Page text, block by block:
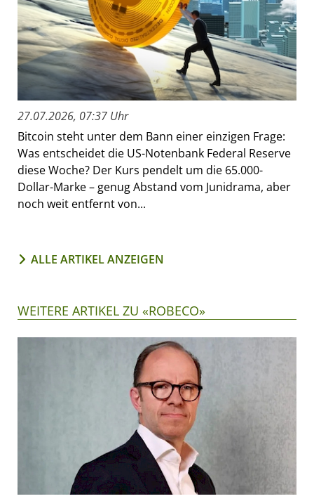
27.07.2026, 07:37 Uhr
Bitcoin steht unter dem Bann einer einzigen Frage:
Was entscheidet die US-Notenbank Federal Reserve
diese Woche? Der Kurs pendelt um die 65.000-
Dollar-Marke – genug Abstand vom Junidrama, aber
noch weit entfernt von...
ALLE ARTIKEL ANZEIGEN
WEITERE ARTIKEL ZU «ROBECO»